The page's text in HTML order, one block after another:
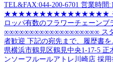
TEL&FAX:044-200-6701 営業時間
★★★★★★★★★★★★★★★ モンソ
ロッパ有数のフラワーチェーンブ
∞∞∞∞∞∞∞∞∞∞∞∞∞∞∞∞∞∞∞ スタ
者歓迎 下記の宛先まで、履歴書を
県横浜市鶴見区鶴見中央1-17-5
ンソーフルールアトレ川崎店 採